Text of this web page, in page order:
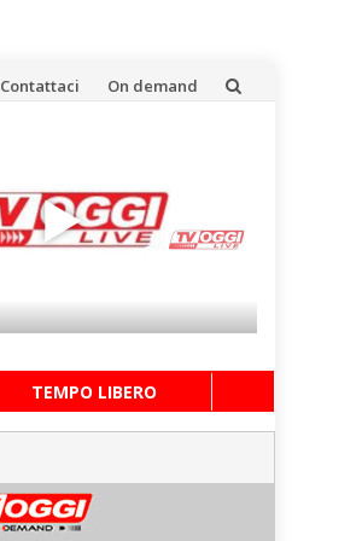
Contattaci On demand
TEMPO LIBERO